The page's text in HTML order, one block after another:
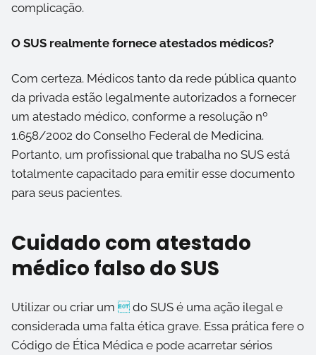
complicação.
O SUS realmente fornece atestados médicos?
Com certeza. Médicos tanto da rede pública quanto
da privada estão legalmente autorizados a fornecer
um atestado médico, conforme a resolução nº
1.658/2002 do Conselho Federal de Medicina.
Portanto, um profissional que trabalha no SUS está
totalmente capacitado para emitir esse documento
para seus pacientes.
Cuidado com atestado
médico falso do SUS
Utilizar ou criar um  do SUS é uma ação ilegal e
considerada uma falta ética grave. Essa prática fere o
Código de Ética Médica e pode acarretar sérios